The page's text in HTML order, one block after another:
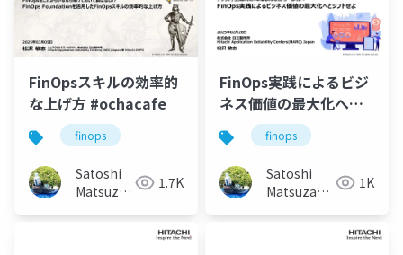
FinOpsスキルの効率的
な上げ方 #ochacafe
finops
Satoshi
Matsuzawa
1.7K
FinOps実践によるビジ
ネス価値の最大化へと
シフトせよ
#ITmediaDXSummit23
finops
Satoshi
Matsuzawa
1K